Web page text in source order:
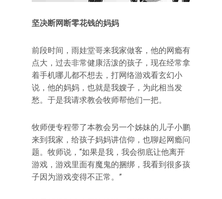
坚决断网断零花钱的妈妈
前段时间，雨娃堂哥来我家做客，他的网瘾有
点大，过去非常健康活泼的孩子，现在经常拿
着手机哪儿都不想去，打网络游戏看玄幻小
说，他的妈妈，也就是我嫂子，为此相当发
愁。于是我请求教会牧师帮他们一把。
牧师便专程带了本教会另一个姊妹的儿子小鹏
来到我家，给孩子妈妈讲信仰，也聊起网瘾问
题。牧师说，“如果是我，我会彻底让他离开
游戏，游戏里面有魔鬼的捆绑，我看到很多孩
子因为游戏变得不正常。”